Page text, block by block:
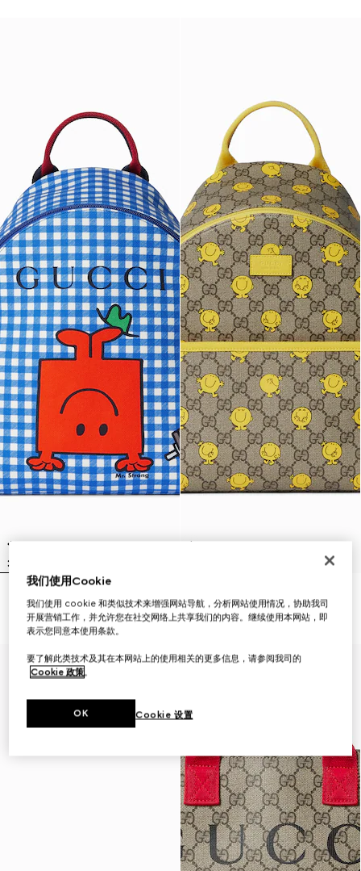
儿童印花背包
CHF 1,060
儿童印花GG背包
CHF 1,060
我们使用Cookie
我们使用 cookie 和类似技术来增强网站导航，分析网站使用情况，协助我司
开展营销工作，并允许您在社交网络上共享我们的内容。继续使用本网站，即
表示您同意本使用条款。
要了解此类技术及其在本网站上的使用相关的更多信息，请参阅我司的
Cookie 政策。
Cookie 设置
OK